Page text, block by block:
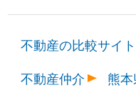
不動産の比較サイ
不動産仲介
熊